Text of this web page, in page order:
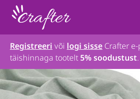
Registreeri või logi sisse Crafter
täishinnaga tootelt5% soodustust.